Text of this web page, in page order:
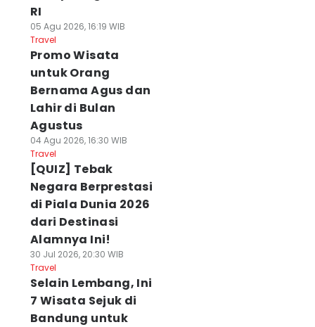
RI
05 Agu 2026, 16:19 WIB
Travel
Promo Wisata
untuk Orang
Bernama Agus dan
Lahir di Bulan
Agustus
04 Agu 2026, 16:30 WIB
Travel
[QUIZ] Tebak
Negara Berprestasi
di Piala Dunia 2026
dari Destinasi
Alamnya Ini!
30 Jul 2026, 20:30 WIB
Travel
Selain Lembang, Ini
7 Wisata Sejuk di
Bandung untuk